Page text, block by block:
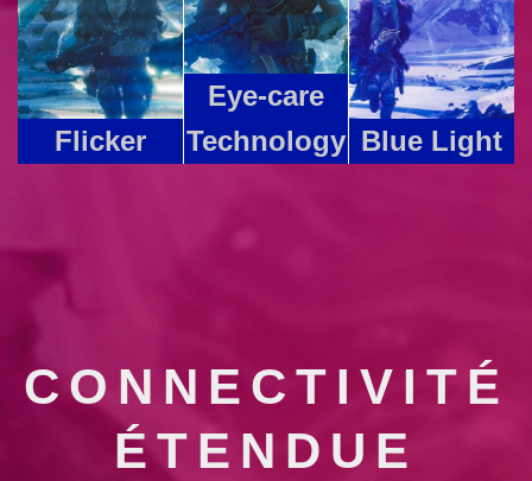
Flicker
Eye-care
Technology Blue Light
CONNECTIVITÉ
ÉTENDUE